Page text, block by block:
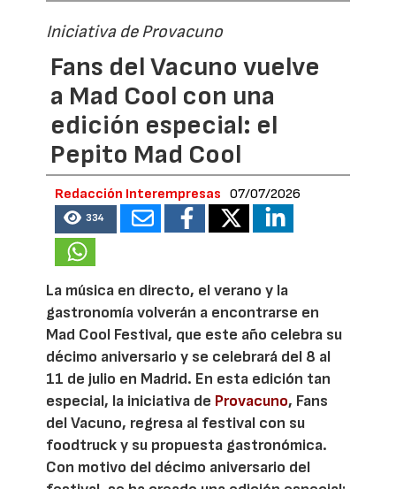
Iniciativa de Provacuno
Fans del Vacuno vuelve
a Mad Cool con una
edición especial: el
Pepito Mad Cool
Redacción Interempresas 07/07/2026
334
La música en directo, el verano y la
gastronomía volverán a encontrarse en
Mad Cool Festival, que este año celebra su
décimo aniversario y se celebrará del 8 al
11 de julio en Madrid. En esta edición tan
especial, la iniciativa de Provacuno, Fans
del Vacuno, regresa al festival con su
foodtruck y su propuesta gastronómica.
Con motivo del décimo aniversario del